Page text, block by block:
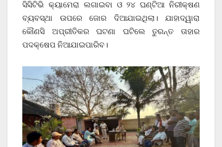
ସିସିଟିଭି କ୍ୟାମେରା ଲଗାଇବା ଓ ୨୪ ଘଣ୍ଟିଆ ନିରୀକ୍ଷଣ
ବ୍ୟବସ୍ଥା ଉପରେ ଜୋର ଦିଆଯାଇଥିଲା। ଯାହାଦ୍ୱାରା
କୌଣସି ଅପ୍ରୀତିକର ଘଟଣା ଘଟିଲେ ତୁରନ୍ତ ତାହାର
ପଦକ୍ଷେପ ନିଆଯାଇପାରିବ।